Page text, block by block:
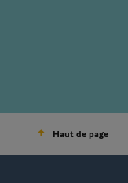
Haut de page